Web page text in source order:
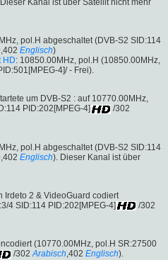
pol.H abgeschaltet (DVB-S2 SID:114
,402 Englisch)
HD: 10850.00MHz, pol.H (10850.00MHz,
4]/ - Frei).
um DVB-S2 : auf 10770.00MHz,
PID:202[MPEG-4]
/302
pol.H abgeschaltet (DVB-S2 SID:114
,402 Englisch). Dieser Kanal ist über
Irdeto 2 & VideoGuard codiert
4 SID:114 PID:202[MPEG-4]
/302
(10770.00MHz, pol.H SR:27500
/302 Arabisch,402 Englisch).